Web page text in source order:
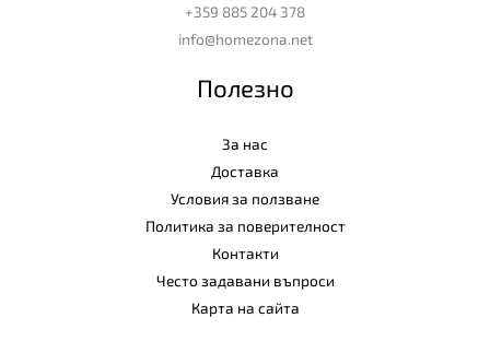
+359 885 204 378
info@homezona.net
Полезно
За нас
Доставка
Условия за ползване
Политика за поверителност
Контакти
Често задавани въпроси
Карта на сайта